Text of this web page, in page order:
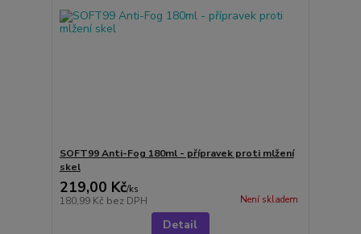
SOFT99 Anti-Fog 180ml - přípravek proti mlžení
skel
219,00 Kč/ks
180,99 Kč bez DPH Není skladem
Detail